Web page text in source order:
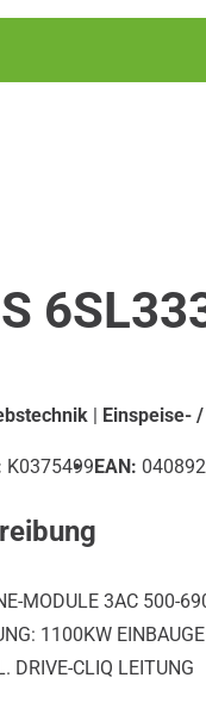
| Einspeise-
K0375499EAN:
MODULE 3AC 500-
1100KW
DRIVE-CLIQ LEITUNG